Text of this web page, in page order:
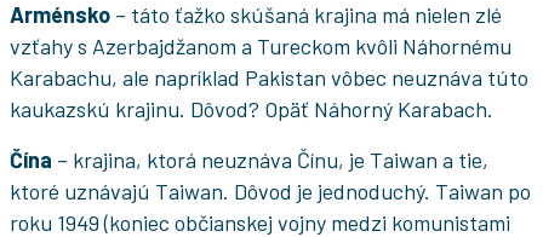
Arménsko – táto ťažko skúšaná krajina má nielen zlé
vzťahy s Azerbajdžanom a Tureckom kvôli Náhornému
Karabachu, ale napríklad Pakistan vôbec neuznáva túto
kaukazskú krajinu. Dôvod? Opäť Náhorný Karabach.
Čína – krajina, ktorá neuznáva Čínu, je Taiwan a tie,
ktoré uznávajú Taiwan. Dôvod je jednoduchý. Taiwan po
roku 1949 (koniec občianskej vojny medzi komunistami